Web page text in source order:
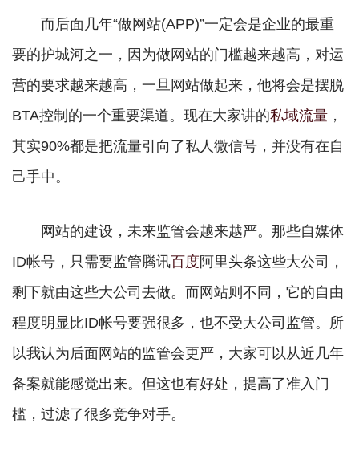
而后面几年“做网站(APP)”一定会是企业的最重
要的护城河之一，因为做网站的门槛越来越高，对运
营的要求越来越高，一旦网站做起来，他将会是摆脱
BTA控制的一个重要渠道。现在大家讲的私域流量 ，
其实90%都是把流量引向了私人微信号，并没有在自
己手中。
网站的建设，未来监管会越来越严。那些自媒体
ID帐号，只需要监管腾讯百度阿里头条这些大公司，
剩下就由这些大公司去做。而网站则不同，它的自由
程度明显比ID帐号要强很多，也不受大公司监管。所
以我认为后面网站的监管会更严，大家可以从近几年
备案就能感觉出来。但这也有好处，提高了准入门
槛，过滤了很多竞争对手。